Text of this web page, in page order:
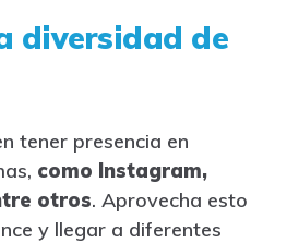
diversidad de
tener presencia en
como Instagram,
otros. Aprovecha esto
y llegar a diferentes